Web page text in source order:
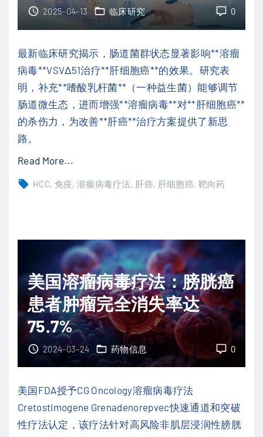
晚
期
色
素
瘤
的
新
靶
向
疫
疗
法
进
展
"
0
2025-04-13 临床研究
最新临床研究揭示，肠道菌群状态显著影响**溶瘤
病毒**VSVΔ51治疗**肝细胞癌**的效果。研究表
明，补充**嗜酸乳杆菌**（一种益生菌）能够调节
肠道微生态，进而增强**溶瘤病毒**对**肝细胞癌**
的杀伤力，为改善**肝癌**治疗方案提供了新思
路。
Read More...
新
突
破
：
嗜
酸
乳
杆
如
何
增
HCC 免疫 溶瘤病毒疗法 肝癌 肝细胞癌 靶向药
美国溶瘤病毒疗法：膀胱癌
患者肿瘤完全消失率达
75.7%
0
2024-03-24 药物信息
美国FDA授予CG Oncology溶瘤病毒疗法
Cretostimogene Grenadenorepvec快速通道和突破
性疗法认定，该疗法针对高风险非肌层浸润性膀胱